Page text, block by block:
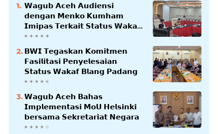
𝗪𝗮𝗴𝘂𝗯 𝗔𝗰𝗲𝗵 𝗔𝘂𝗱𝗶𝗲𝗻𝘀𝗶
𝗱𝗲𝗻𝗴𝗮𝗻 𝗠𝗲𝗻𝗸𝗼 𝗞𝘂𝗺𝗵𝗮𝗺
𝗜𝗺𝗶𝗽𝗮𝘀 𝗧𝗲𝗿𝗸𝗮𝗶𝘁 𝗦𝘁𝗮𝘁𝘂𝘀 𝗪𝗮𝗸𝗮𝗳
𝗕𝗹𝗮𝗻𝗴𝗽𝗮𝗱𝗮𝗻𝗴
𝗕𝗪𝗜 𝗧𝗲𝗴𝗮𝘀𝗸𝗮𝗻 𝗞𝗼𝗺𝗶𝘁𝗺𝗲𝗻
𝗙𝗮𝘀𝗶𝗹𝗶𝘁𝗮𝘀𝗶 𝗣𝗲𝗻𝘆𝗲𝗹𝗲𝘀𝗮𝗶𝗮𝗻
𝗦𝘁𝗮𝘁𝘂𝘀 𝗪𝗮𝗸𝗮𝗳 𝗕𝗹𝗮𝗻𝗴 𝗣𝗮𝗱𝗮𝗻𝗴
𝗪𝗮𝗴𝘂𝗯 𝗔𝗰𝗲𝗵 𝗕𝗮𝗵𝗮𝘀
𝗜𝗺𝗽𝗹𝗲𝗺𝗲𝗻𝘁𝗮𝘀𝗶 𝗠𝗼𝗨 𝗛𝗲𝗹𝘀𝗶𝗻𝗸𝗶
𝗯𝗲𝗿𝘀𝗮𝗺𝗮 𝗦𝗲𝗸𝗿𝗲𝘁𝗮𝗿𝗶𝗮𝘁 𝗡𝗲𝗴𝗮𝗿𝗮